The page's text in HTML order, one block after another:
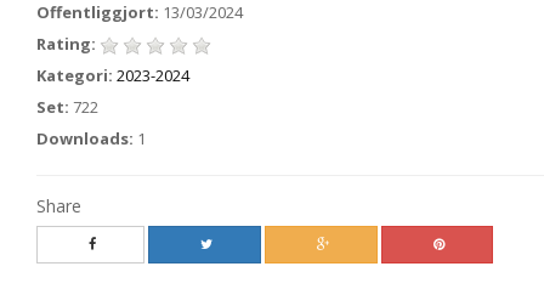
Offentliggjort: 13/03/2024
Rating:
Kategori: 2023-2024
Set: 722
Downloads: 1
Share